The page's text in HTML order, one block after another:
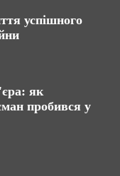
успішного
як
пробився у